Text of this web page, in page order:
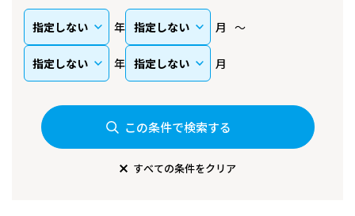
年 月
年 月
この条件で検索する
すべての条件をクリア